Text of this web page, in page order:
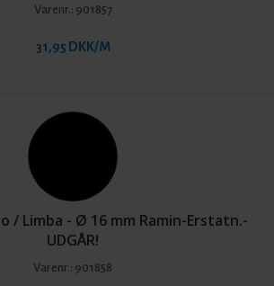
Varenr.: 901857
31,95 DKK/M
/ Limba - Ø 16 mm Ramin-Erstatn.-
UDGÅR!
Varenr.: 901858